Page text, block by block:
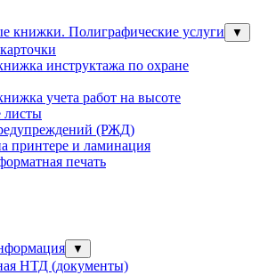
книжки. Полиграфические услуги ▼
инструктажа по охране
учета работ на высоте
листы
(РЖД)
принтере и ламинация
печать
▼
НТД (документы)